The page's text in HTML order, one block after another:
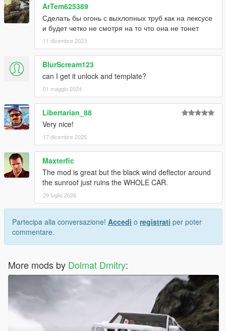
ArTem625389
Сделать бы огонь с выхлопных труб как на лексусе
и будет четко не смотря на то что она не тонет
11 dicembre 2023
BlurScream123
can I get it unlock and template?
01 maggio 2024
Libertarian_88
Very nice!
17 dicembre 2025
Maxterfic
The mod is great but the black wind deflector around
the sunroof just ruins the WHOLE CAR.
29 luglio 2026
Partecipa alla conversazione! Accedi o registrati per poter
commentare.
More mods by Dolmat Dmitry: